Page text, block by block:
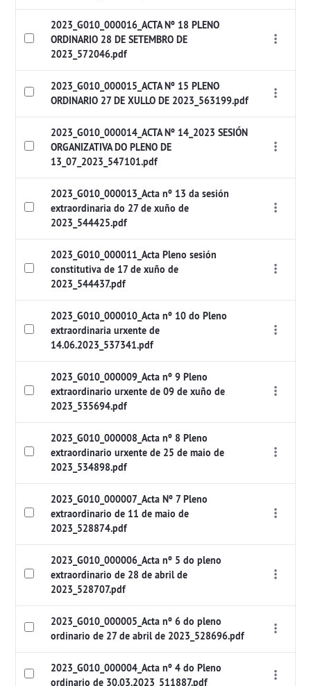
2023_G010_000016_ACTA Nº 18 PLENO
ORDINARIO 28 DE SETEMBRO DE
2023_572046.pdf
2023_G010_000015_ACTA Nº 15 PLENO
ORDINARIO 27 DE XULLO DE 2023_563199.pdf
2023_G010_000014_ACTA Nº 14_2023 SESIÓN
ORGANIZATIVA DO PLENO DE
13_07_2023_547101.pdf
2023_G010_000013_Acta nº 13 da sesión
extraordinaria do 27 de xuño de
2023_544425.pdf
2023_G010_000011_Acta Pleno sesión
constitutiva de 17 de xuño de
2023_544437.pdf
2023_G010_000010_Acta nº 10 do Pleno
extraordinaria urxente de
14.06.2023_537341.pdf
2023_G010_000009_Acta nº 9 Pleno
extraordinario urxente de 09 de xuño de
2023_535694.pdf
2023_G010_000008_Acta nº 8 Pleno
extraordinario urxente de 25 de maio de
2023_534898.pdf
2023_G010_000007_Acta Nº 7 Pleno
extraordinario de 11 de maio de
2023_528874.pdf
2023_G010_000006_Acta nº 5 do pleno
extraordinario de 28 de abril de
2023_528707.pdf
2023_G010_000005_Acta nº 6 do pleno
ordinario de 27 de abril de 2023_528696.pdf
2023_G010_000004_Acta nº 4 do Pleno
ordinario de 30.03.2023_511887.pdf